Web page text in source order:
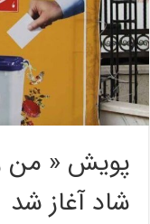
پویش « من
شاد آغاز شد